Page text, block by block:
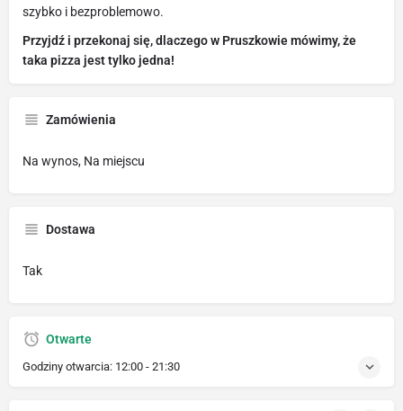
szybko i bezproblemowo.
Przyjdź i przekonaj się, dlaczego w Pruszkowie mówimy, że
taka pizza jest tylko jedna!
Zamówienia
Na wynos, Na miejscu
Dostawa
Tak
Otwarte
Godziny otwarcia: 12:00 - 21:30